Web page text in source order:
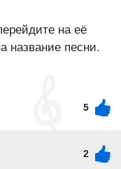
на её
название песни.
5
2